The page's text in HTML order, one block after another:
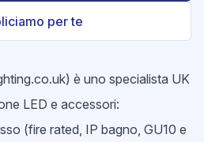
per te
è uno specialista UK
LED e accessori:
(fire rated, IP bagno, GU10 e